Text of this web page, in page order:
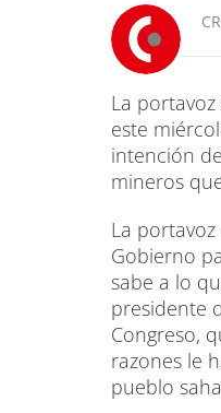
La
este
intención
mineros
La
Gobierno
sabe a lo
presidente
Congreso,
razones le
pueblo